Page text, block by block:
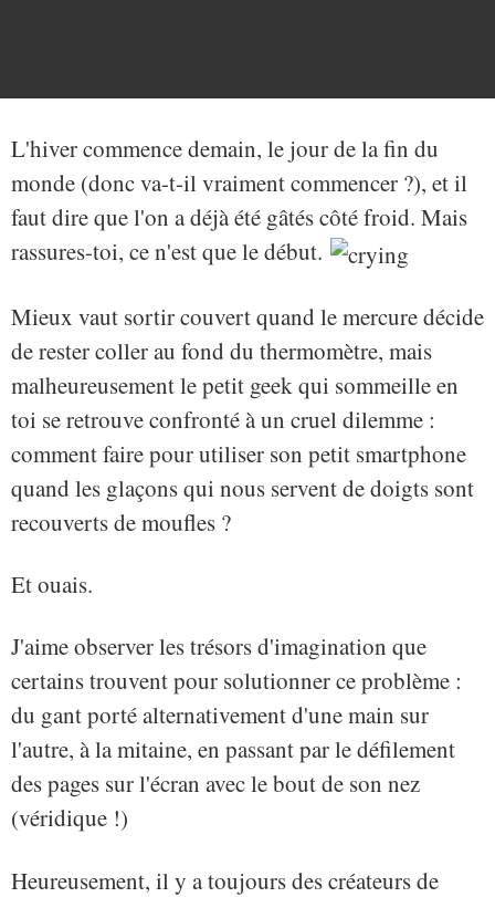
L'hiver commence demain, le jour de la fin du
monde (donc va-t-il vraiment commencer ?), et il
faut dire que l'on a déjà été gâtés côté froid. Mais
rassures-toi, ce n'est que le début.
Mieux vaut sortir couvert quand le mercure décide
de rester coller au fond du thermomètre, mais
malheureusement le petit geek qui sommeille en
toi se retrouve confronté à un cruel dilemme :
comment faire pour utiliser son petit smartphone
quand les glaçons qui nous servent de doigts sont
recouverts de moufles ?
Et ouais.
J'aime observer les trésors d'imagination que
certains trouvent pour solutionner ce problème :
du gant porté alternativement d'une main sur
l'autre, à la mitaine, en passant par le défilement
des pages sur l'écran avec le bout de son nez
(véridique !)
Heureusement, il y a toujours des créateurs de